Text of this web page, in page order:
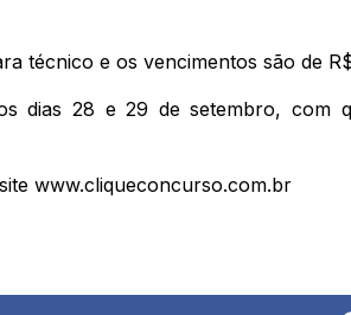
técnico e os vencimentos são de
dias 28 e 29 de setembro, com
www.cliqueconcurso.com.br